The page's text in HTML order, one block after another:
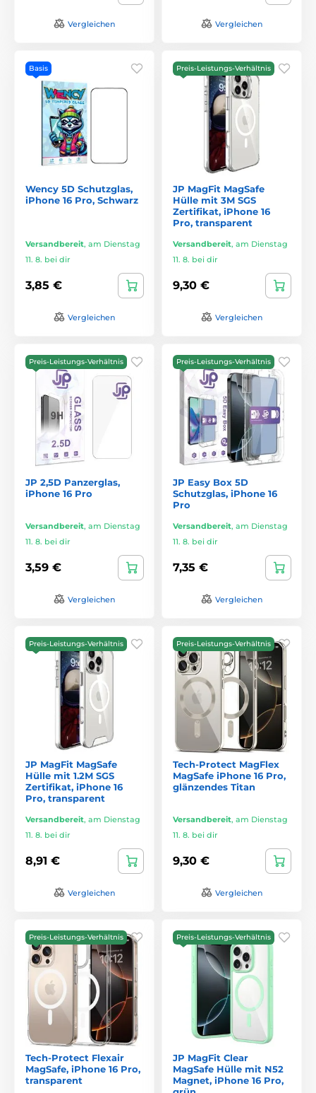
Vergleichen Vergleichen
Basis
Wency 5D Schutzglas,
iPhone 16 Pro, Schwarz
Versandbereit, am Dienstag
11. 8. bei dir
3,85 €
Vergleichen
Preis-Leistungs-Verhältnis
JP MagFit MagSafe
Hülle mit 3M SGS
Zertifikat, iPhone 16
Pro, transparent
Versandbereit, am Dienstag
11. 8. bei dir
9,30 €
Vergleichen
Preis-Leistungs-Verhältnis
JP 2,5D Panzerglas,
iPhone 16 Pro
Versandbereit, am Dienstag
11. 8. bei dir
3,59 €
Vergleichen
Preis-Leistungs-Verhältnis
JP Easy Box 5D
Schutzglas, iPhone 16
Pro
Versandbereit, am Dienstag
11. 8. bei dir
7,35 €
Vergleichen
Preis-Leistungs-Verhältnis
JP MagFit MagSafe
Hülle mit 1.2M SGS
Zertifikat, iPhone 16
Pro, transparent
Versandbereit, am Dienstag
11. 8. bei dir
8,91 €
Vergleichen
Preis-Leistungs-Verhältnis
Tech-Protect MagFlex
MagSafe iPhone 16 Pro,
glänzendes Titan
Versandbereit, am Dienstag
11. 8. bei dir
9,30 €
Vergleichen
Preis-Leistungs-Verhältnis
Tech-Protect Flexair
MagSafe, iPhone 16 Pro,
transparent
Preis-Leistungs-Verhältnis
JP MagFit Clear
MagSafe Hülle mit N52
Magnet, iPhone 16 Pro,